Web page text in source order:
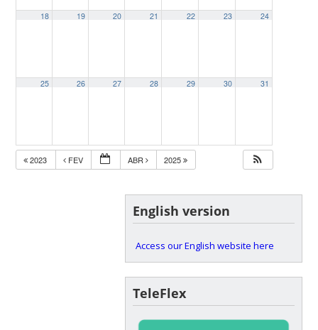
18 19 20 21 22 23 24
25 26 27 28 29 30 31
2023 FEV ABR 2025
English version
Access our English website here
TeleFlex